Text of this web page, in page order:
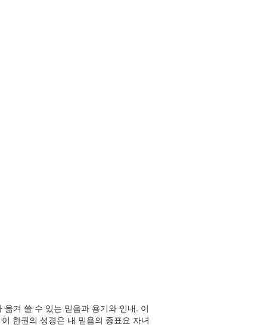
겨 쓸 수 있는 믿음과 용기와 인내. 이
한권의 성경은 내 믿음의 증표요 자녀